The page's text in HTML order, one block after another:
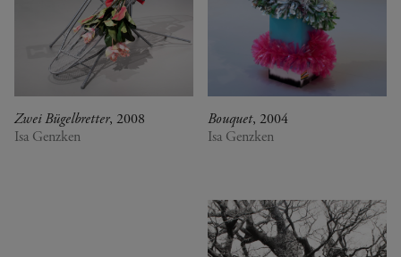
Zwei Bügelbretter, 2008
Isa Genzken
Bouquet, 2004
Isa Genzken